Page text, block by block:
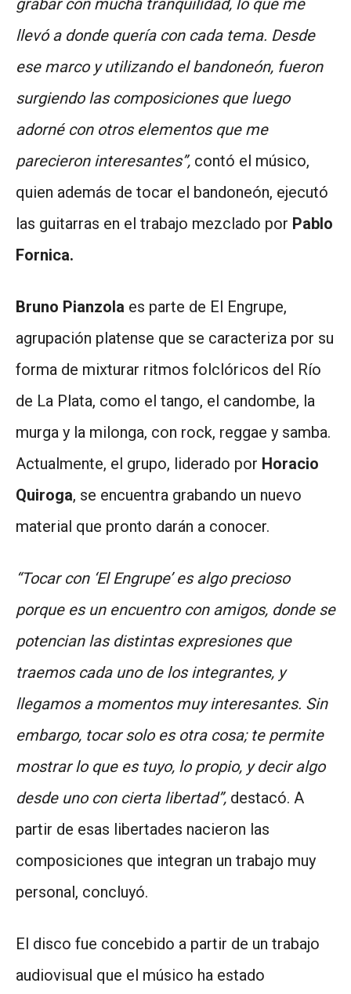
grabar con mucha tranquilidad, lo que me
llevó a donde quería con cada tema. Desde
ese marco y utilizando el bandoneón, fueron
surgiendo las composiciones que luego
adorné con otros elementos que me
parecieron interesantes”, contó el músico,
quien además de tocar el bandoneón, ejecutó
las guitarras en el trabajo mezclado por Pablo
Fornica.
Bruno Pianzola es parte de El Engrupe,
agrupación platense que se caracteriza por su
forma de mixturar ritmos folclóricos del Río
de La Plata, como el tango, el candombe, la
murga y la milonga, con rock, reggae y samba.
Actualmente, el grupo, liderado por Horacio
Quiroga, se encuentra grabando un nuevo
material que pronto darán a conocer.
“Tocar con ‘El Engrupe’ es algo precioso
porque es un encuentro con amigos, donde se
potencian las distintas expresiones que
traemos cada uno de los integrantes, y
llegamos a momentos muy interesantes. Sin
embargo, tocar solo es otra cosa; te permite
mostrar lo que es tuyo, lo propio, y decir algo
desde uno con cierta libertad”, destacó. A
partir de esas libertades nacieron las
composiciones que integran un trabajo muy
personal, concluyó.
El disco fue concebido a partir de un trabajo
audiovisual que el músico ha estado